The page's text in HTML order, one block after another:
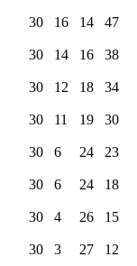
30 16 14 47
30 14 16 38
30 12 18 34
30 11 19 30
30 6 24 23
30 6 24 18
30 4 26 15
30 3 27 12